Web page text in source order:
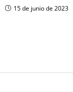
15 de junio de 2023